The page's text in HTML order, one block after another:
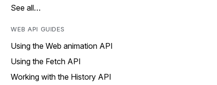
See all…
WEB API GUIDES
Using the Web animation API
Using the Fetch API
Working with the History API